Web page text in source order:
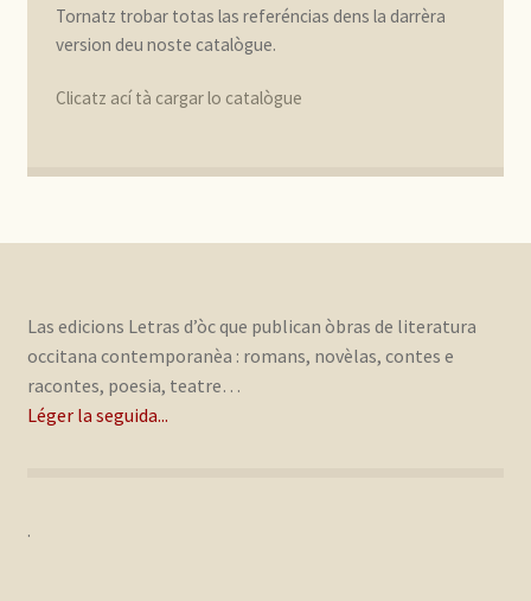
Tornatz trobar totas las referéncias dens la darrèra
version deu noste catalògue.
Clicatz ací tà cargar lo catalògue
Las edicions Letras d’òc que publican òbras de literatura
occitana contemporanèa : romans, novèlas, contes e
racontes, poesia, teatre…
Léger la seguida...
.